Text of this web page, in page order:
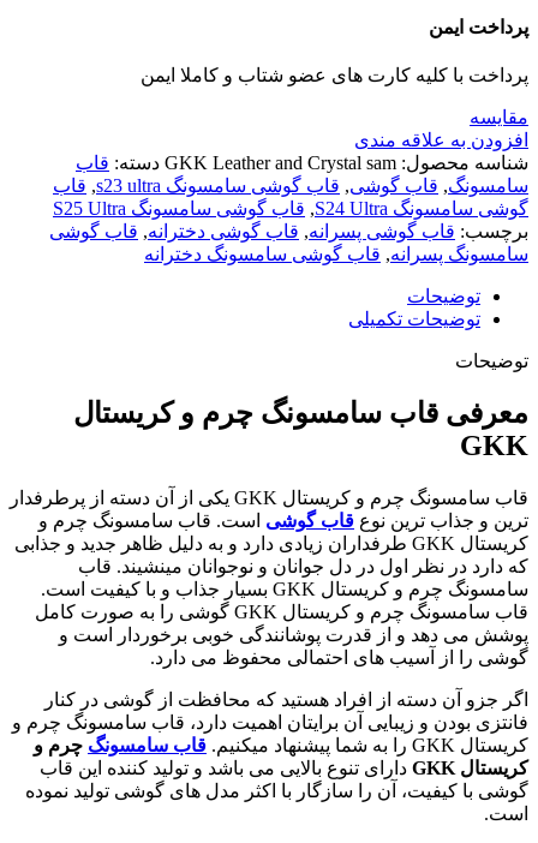
پرداخت ایمن
پرداخت با کلیه کارت های عضو شتاب و کاملا ایمن
مقايسه
افزودن به علاقه مندی
شناسه محصول: GKK Leather and Crystal sam دسته: قاب
سامسونگ, قاب گوشی, قاب گوشی سامسونگ s23 ultra , قاب
گوشی سامسونگ S24 Ultra
, قاب گوشی سامسونگ S25 Ultra
برچسب: قاب گوشی پسرانه, قاب گوشی دخترانه, قاب گوشی
سامسونگ پسرانه, قاب گوشی سامسونگ دخترانه
توضیحات
توضیحات تکمیلی
توضیحات
معرفی قاب سامسونگ چرم و کریستال
GKK
قاب سامسونگ چرم و کریستال GKK یکی از آن دسته از پرطرفدار
ترین و جذاب ترین نوع قاب گوشی است. قاب سامسونگ چرم و
کریستال GKK طرفداران زیادی دارد و به دلیل ظاهر جدید و جذابی
که دارد در نظر اول در دل جوانان و نوجوانان مینشیند. قاب
سامسونگ چرم و کریستال GKK بسیار جذاب و با کیفیت است.
قاب سامسونگ چرم و کریستال GKK گوشی را به صورت کامل
پوشش می دهد و از قدرت پوشانندگی خوبی برخوردار است و
گوشی را از آسیب های احتمالی محفوظ می دارد.
اگر جزو آن دسته از افراد هستید که محافظت از گوشی در کنار
فانتزی بودن و زیبایی آن برایتان اهمیت دارد، قاب سامسونگ چرم و
کریستال GKK را به شما پیشنهاد میکنیم.
قاب سامسونگ چرم و
کریستال GKK
دارای تنوع بالایی می باشد و تولید کننده این قاب
گوشی با کیفیت، آن را سازگار با اکثر مدل های گوشی تولید نموده
است.